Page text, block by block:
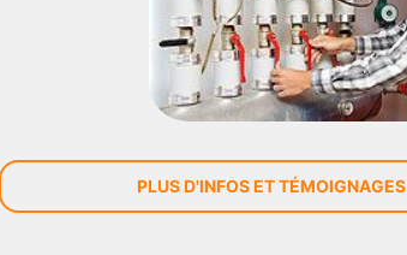
PLUS D'INFOS ET TÉMOIGNAGES